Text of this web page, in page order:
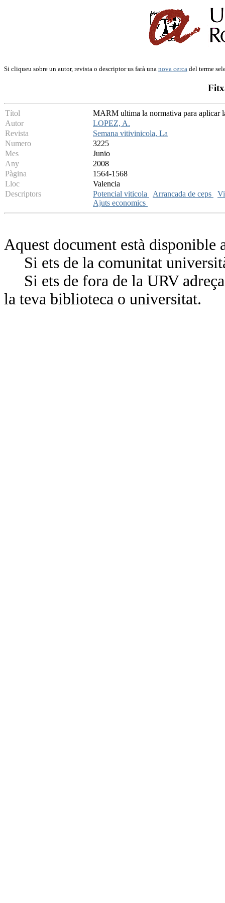
Si cliqueu sobre un autor, revista o descriptor us farà una nova cerca del terme
Títol
MARM ultima la normativa para aplicar
Autor
LOPEZ, A.
Revista
Semana vitivinicola, La
Numero
3225
Mes
Junio
Any
2008
Pàgina
1564-1568
Lloc
Valencia
Descriptors
Potencial viticola Arrancada de ceps
Ajuts economics
Aquest document està
Si ets de la comunitat
Si ets de fora de la URV
la teva biblioteca o universitat.